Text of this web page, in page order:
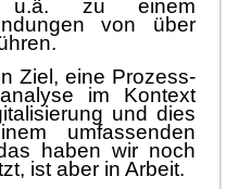
u.ä. zu einem
von über
hren.
Ziel, eine Prozess-
im Kontext
und dies
umfassenden
haben wir noch
ist aber in Arbeit.